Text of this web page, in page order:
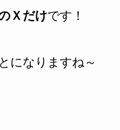
Ｘだけです！
になりますね～